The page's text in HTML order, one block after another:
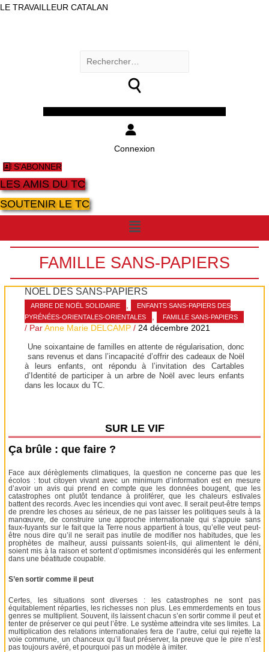
LE TRAVAILLEUR CATALAN
Rechercher :
Connexion
S'ABONNER
LES AMIS DU TC
SOUTENIR LE TC
Menu
FAMILLE SANS-PAPIERS
NOËL DES SANS-PAPIERS
ARBRE DE NOËL SOLIDAIRE ,
ENFANTS SANS-PAPIERS DES
PYRÉNÉES-ORIENTALES-ORIENTALES
, FAMILLE SANS-PAPIERS
/ ParAnne Marie DELCAMP /24 décembre 2021
Une soixantaine de familles en attente de régularisation, donc
sans revenus et dans l’incapacité d’offrir des cadeaux de Noël
à leurs enfants, ont répondu à l’invitation des Cartables
d’Identité de participer à un arbre de Noël avec leurs enfants
dans les locaux du TC.
SUR LE VIF
Ça brûle : que faire ?
Face aux dérèglements climatiques, la question ne concerne pas que les
écolos : tout citoyen vivant avec un minimum d’information est en mesure
d’avoir un avis qui prend en compte que les données bougent, que les
catastrophes ont plutôt tendance à proliférer, que les chaleurs estivales
battent des records. Avec les incendies qui vont avec. Il serait peut-être temps
de prendre les choses au sérieux, de ne pas laisser les politiques seuls à la
manœuvre, de construire une approche internationale qui s’appuie sans
faux-fuyants sur le fait que la Terre nous appartient à tous, qu’elle veut peut-
être nous dire qu’il ne serait pas inutile de modifier nos habitudes, que les
prophètes de malheur, aussi puissants soient-ils, qui alimentent le déni,
soient mis à la raison et sortent d’optimismes inconsidérés qui les enferment
dans une béatitude coupable.
S’en sortir comme il peut
Certes, les situations sont diverses : les catastrophes ne sont pas
équitablement réparties, les richesses non plus. Les emmerdements en tous
genres se multiplient. Souvent, ils laissent chacun s’en sortir comme il peut et
tenter de préserver ce qui peut l’être. Le système atteindra vite ses limites. La
multiplication des relations internationales fera de l’autre, celui qui rejette la
voie commune, un chanceux qu’il faut préserver, la preuve que le pire n’est
pas toujours avéré, et pourquoi pas un modèle à imiter.